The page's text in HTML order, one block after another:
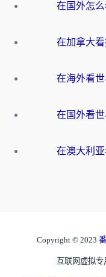
Copyright © 2023
互联网虚拟